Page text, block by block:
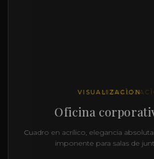
VISUALIZACÌON
Casa en la
Fotografía encapsulada en acrìlico
resistente a la humedad.